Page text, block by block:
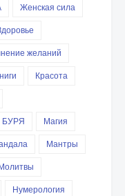
Женская сила
желаний
Красота
Магия
Мантры
Нумерология